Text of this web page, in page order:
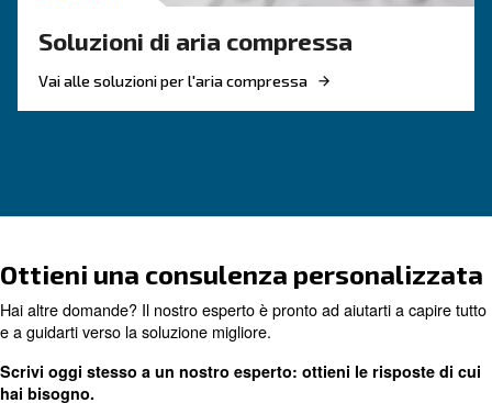
Cerchi il prodotto giusto per
applicazione?